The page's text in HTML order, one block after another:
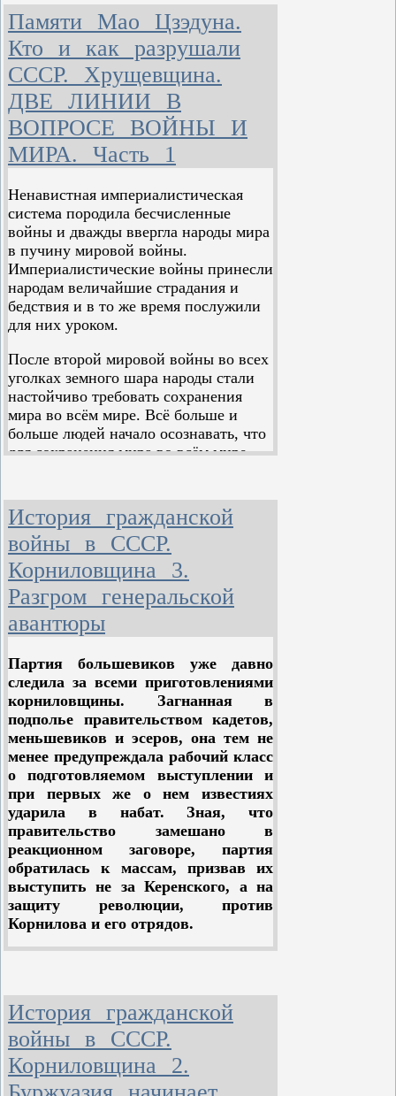
классового принципа», «атомная
бомба не разбирается, где
империалист, а где трудящийся — она
бьёт по площадям, поэтому на одного
монополиста были бы уничтожены
миллионы рабочих»260-1.
Руководство КПСС считает, что с
появлением ядерного оружия
отказаться от революции, отказаться
от справедливых народно-
революционных и национально-
освободительных войн, так как иначе
погибнет всё человечество. Оно
заявляет: «Любая маленькая
„локальная война“ может послужить
искрой для того, чтобы разгорелся
любая война, начнись она даже как
обычная, неядерная, может перерасти
в уничтожающую ракетно-ядерную
войну»260-2, и тогда «мы уничтожим
свой Ноев ковчег — земной шар».
Памяти Мао Цзэдуна.
Кто и как разрушали
СССР. Хрущевщина.
ДВЕ ЛИНИИ В
ВОПРОСЕ ВОЙНЫ И
МИРА. Часть 1
Ненавистная империалистическая
система породила бесчисленные
войны и дважды ввергла народы мира
в пучину мировой войны.
Империалистические войны принесли
народам величайшие страдания и
бедствия и в то же время послужили
для них уроком.
После второй мировой войны во всех
уголках земного шара народы стали
настойчиво требовать сохранения
мира во всём мире. Всё больше и
больше людей начало осознавать, что
для сохранения мира во всём мире
агрессии и войны.
Долг марксистов-ленинцев всего мира
— со всей серьёзностью учитывать
мирные чаяния народных масс, стоять
на передовой линии борьбы за мир;
вести борьбу против
империалистической политики
агрессии и войны, разоблачать обман
империалистов, срывать их планы
развязывания войны; вести
воспитательную работу среди масс,
повышать их сознательность,
направлять борьбу в защиту мира по
правильному пути.
История гражданской
войны в СССР.
Корниловщина 3.
Разгром генеральской
авантюры
Партия большевиков уже давно
следила за всеми приготовлениями
корниловщины. Загнанная в
подполье правительством кадетов,
меньшевиков и эсеров, она тем не
менее предупреждала рабочий класс
о подготовляемом выступлении и
при первых же о нем известиях
ударила в набат. Зная, что
правительство замешано в
реакционном заговоре, партия
обратилась к массам, призвав их
выступить не за Керенского, а на
защиту революции, против
Корнилова и его отрядов.
На экстренном заседании
Петербургского комитета
большевистской партии 27 августа
было решено установить дежурство
в Петербургском комитете, а также
История гражданской
войны в СССР.
Корниловщина 2.